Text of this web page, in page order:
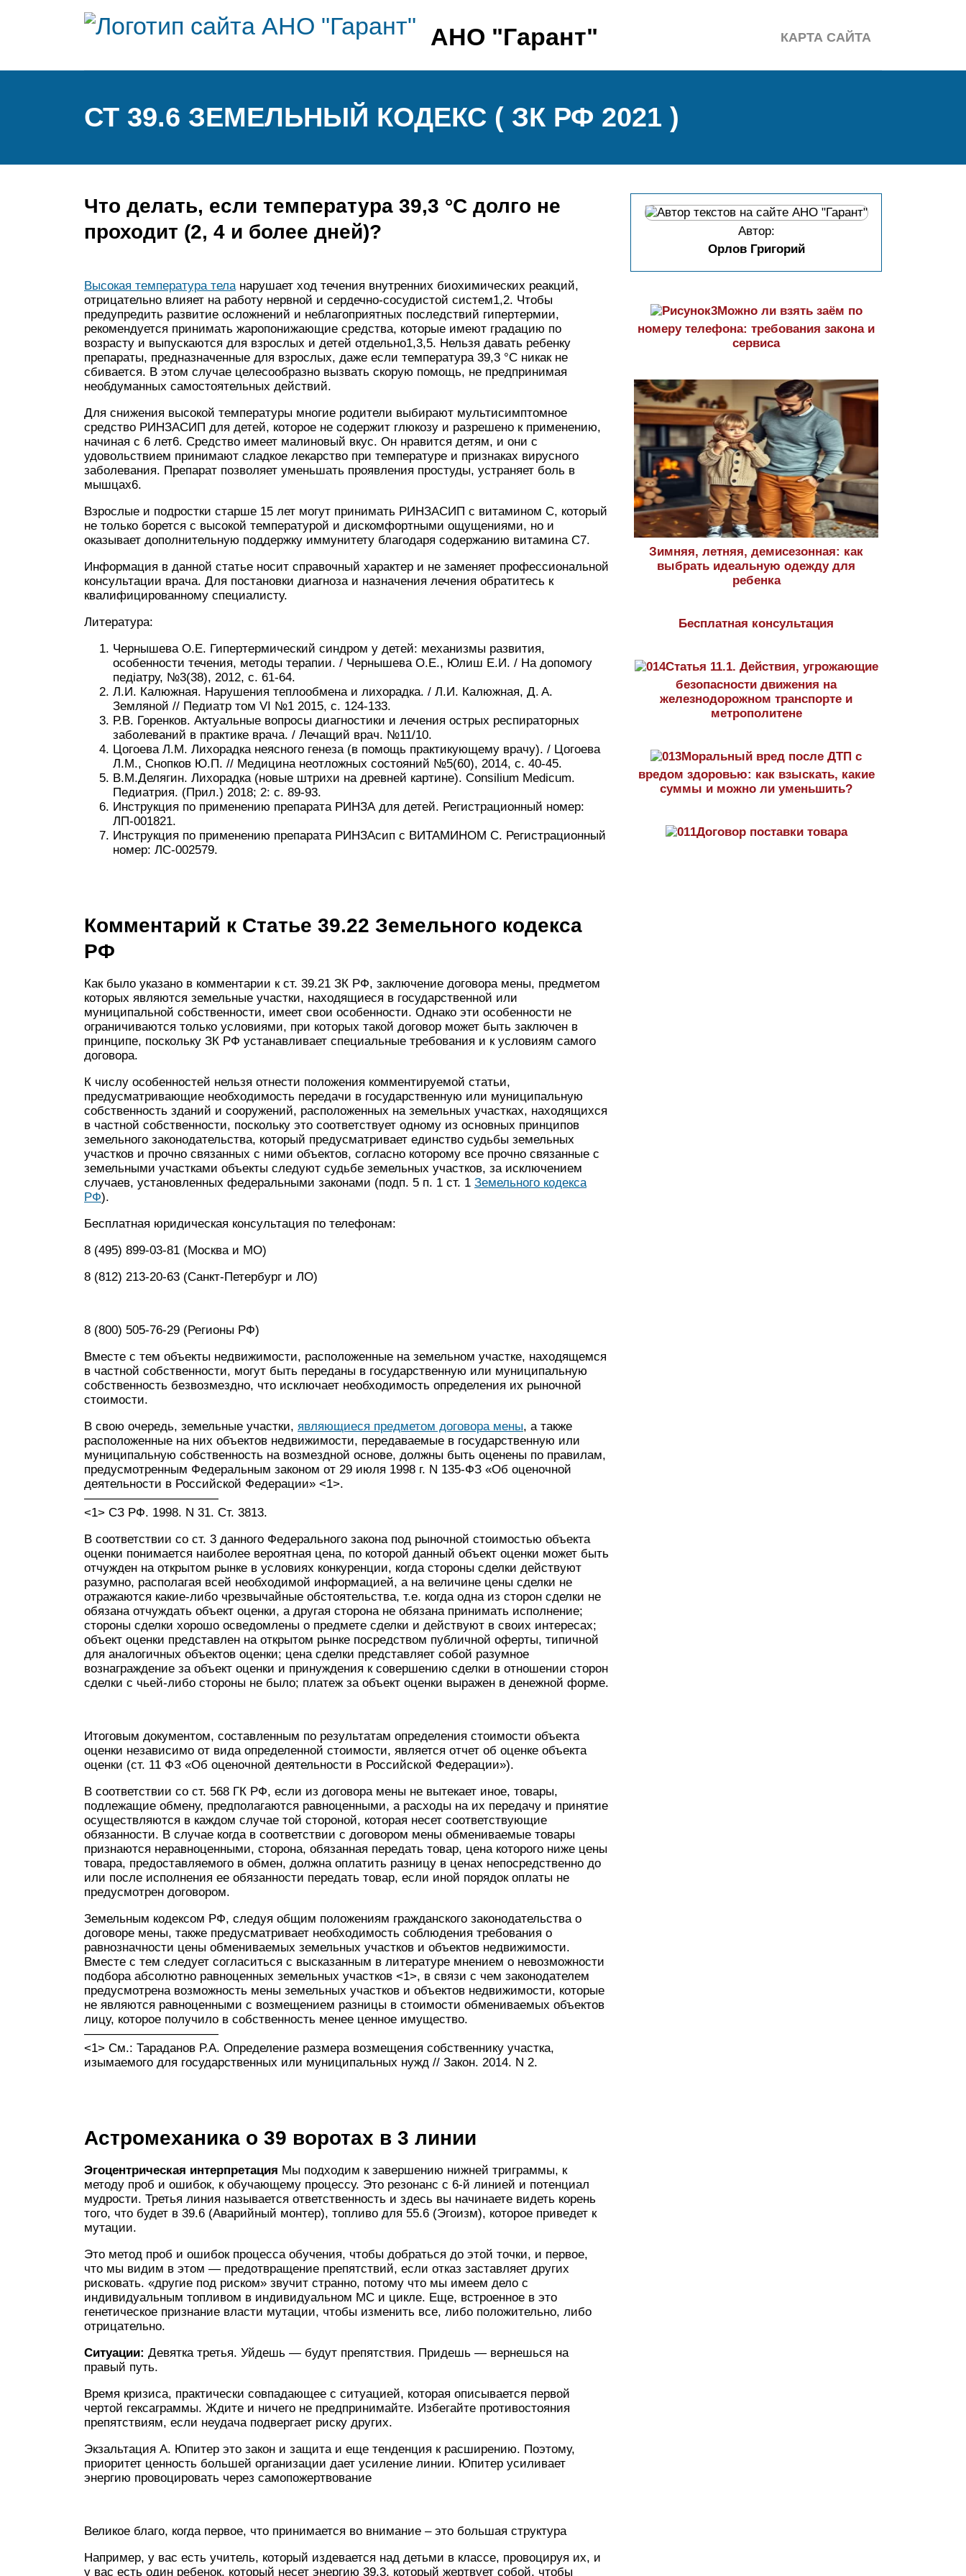
АНО "Гарант" КАРТА САЙТА
СТ 39.6 ЗЕМЕЛЬНЫЙ КОДЕКС ( ЗК РФ 2021 )
Что делать, если температура 39,3 °С долго не
проходит (2, 4 и более дней)?
Высокая температура теланарушает ход течения внутренних биохимических реакций,
отрицательно влияет на работу нервной и сердечно-сосудистой систем1,2. Чтобы
предупредить развитие осложнений и неблагоприятных последствий гипертермии,
рекомендуется принимать жаропонижающие средства, которые имеют градацию по
возрасту и выпускаются для взрослых и детей отдельно1,3,5. Нельзя давать ребенку
препараты, предназначенные для взрослых, даже если температура 39,3 °C никак не
сбивается. В этом случае целесообразно вызвать скорую помощь, не предпринимая
необдуманных самостоятельных действий.
Для снижения высокой температуры многие родители выбирают мультисимптомное
средство РИНЗАСИП для детей, которое не содержит глюкозу и разрешено к применению,
начиная с 6 лет6. Средство имеет малиновый вкус. Он нравится детям, и они с
удовольствием принимают сладкое лекарство при температуре и признаках вирусного
заболевания. Препарат позволяет уменьшать проявления простуды, устраняет боль в
мышцах6.
Взрослые и подростки старше 15 лет могут принимать РИНЗАСИП с витамином С, который
не только борется с высокой температурой и дискомфортными ощущениями, но и
оказывает дополнительную поддержку иммунитету благодаря содержанию витамина C7.
Информация в данной статье носит справочный характер и не заменяет профессиональной
консультации врача. Для постановки диагноза и назначения лечения обратитесь к
квалифицированному специалисту.
Литература:
Чернышева О.Е. Гипертермический синдром у детей: механизмы развития,
особенности течения, методы терапии. / Чернышева О.Е., Юлиш Е.И. / На допомогу
педіатру, №3(38), 2012, с. 61-64.
Л.И. Калюжная. Нарушения теплообмена и лихорадка. / Л.И. Калюжная, Д. А.
Земляной // Педиатр том VI №1 2015, с. 124-133.
Р.В. Горенков. Актуальные вопросы диагностики и лечения острых респираторных
заболеваний в практике врача. / Лечащий врач. №11/10.
Цогоева Л.М. Лихорадка неясного генеза (в помощь практикующему врачу). / Цогоева
Л.М., Снопков Ю.П. // Медицина неотложных состояний №5(60), 2014, с. 40-45.
В.М.Делягин. Лихорадка (новые штрихи на древней картине). Consilium Medicum.
Педиатрия. (Прил.) 2018; 2: с. 89-93.
Инструкция по применению препарата РИНЗА для детей. Регистрационный номер:
ЛП-001821.
Инструкция по применению препарата РИНЗАсип с ВИТАМИНОМ С. Регистрационный
номер: ЛС-002579.
Комментарий к Статье 39.22 Земельного кодекса
РФ
Как было указано в комментарии к ст. 39.21 ЗК РФ, заключение договора мены, предметом
которых являются земельные участки, находящиеся в государственной или
муниципальной собственности, имеет свои особенности. Однако эти особенности не
ограничиваются только условиями, при которых такой договор может быть заключен в
принципе, поскольку ЗК РФ устанавливает специальные требования и к условиям самого
договора.
К числу особенностей нельзя отнести положения комментируемой статьи,
предусматривающие необходимость передачи в государственную или муниципальную
собственность зданий и сооружений, расположенных на земельных участках, находящихся
в частной собственности, поскольку это соответствует одному из основных принципов
земельного законодательства, который предусматривает единство судьбы земельных
участков и прочно связанных с ними объектов, согласно которому все прочно связанные с
земельными участками объекты следуют судьбе земельных участков, за исключением
случаев, установленных федеральными законами (подп. 5 п. 1 ст. 1 Земельного кодекса
РФ).
Бесплатная юридическая консультация по телефонам:
8 (495) 899-03-81 (Москва и МО)
8 (812) 213-20-63 (Санкт-Петербург и ЛО)
8 (800) 505-76-29 (Регионы РФ)
Вместе с тем объекты недвижимости, расположенные на земельном участке, находящемся
в частной собственности, могут быть переданы в государственную или муниципальную
собственность безвозмездно, что исключает необходимость определения их рыночной
стоимости.
В свою очередь, земельные участки, являющиеся предметом договора мены, а также
расположенные на них объектов недвижимости, передаваемые в государственную или
муниципальную собственность на возмездной основе, должны быть оценены по правилам,
предусмотренным Федеральным законом от 29 июля 1998 г. N 135-ФЗ «Об оценочной
деятельности в Российской Федерации» <1>.
———————————
<1> СЗ РФ. 1998. N 31. Ст. 3813.
В соответствии со ст. 3 данного Федерального закона под рыночной стоимостью объекта
оценки понимается наиболее вероятная цена, по которой данный объект оценки может быть
отчужден на открытом рынке в условиях конкуренции, когда стороны сделки действуют
разумно, располагая всей необходимой информацией, а на величине цены сделки не
отражаются какие-либо чрезвычайные обстоятельства, т.е. когда одна из сторон сделки не
обязана отчуждать объект оценки, а другая сторона не обязана принимать исполнение;
стороны сделки хорошо осведомлены о предмете сделки и действуют в своих интересах;
объект оценки представлен на открытом рынке посредством публичной оферты, типичной
для аналогичных объектов оценки; цена сделки представляет собой разумное
вознаграждение за объект оценки и принуждения к совершению сделки в отношении сторон
сделки с чьей-либо стороны не было; платеж за объект оценки выражен в денежной форме.
Итоговым документом, составленным по результатам определения стоимости объекта
оценки независимо от вида определенной стоимости, является отчет об оценке объекта
оценки (ст. 11 ФЗ «Об оценочной деятельности в Российской Федерации»).
В соответствии со ст. 568 ГК РФ, если из договора мены не вытекает иное, товары,
подлежащие обмену, предполагаются равноценными, а расходы на их передачу и принятие
осуществляются в каждом случае той стороной, которая несет соответствующие
обязанности. В случае когда в соответствии с договором мены обмениваемые товары
признаются неравноценными, сторона, обязанная передать товар, цена которого ниже цены
товара, предоставляемого в обмен, должна оплатить разницу в ценах непосредственно до
или после исполнения ее обязанности передать товар, если иной порядок оплаты не
предусмотрен договором.
Земельным кодексом РФ, следуя общим положениям гражданского законодательства о
договоре мены, также предусматривает необходимость соблюдения требования о
равнозначности цены обмениваемых земельных участков и объектов недвижимости.
Вместе с тем следует согласиться с высказанным в литературе мнением о невозможности
подбора абсолютно равноценных земельных участков <1>, в связи с чем законодателем
предусмотрена возможность мены земельных участков и объектов недвижимости, которые
не являются равноценными с возмещением разницы в стоимости обмениваемых объектов
лицу, которое получило в собственность менее ценное имущество.
———————————
<1> См.: Тараданов Р.А. Определение размера возмещения собственнику участка,
изымаемого для государственных или муниципальных нужд // Закон. 2014. N 2.
Астромеханика о 39 воротах в 3 линии
Эгоцентрическая интерпретация Мы подходим к завершению нижней триграммы, к
методу проб и ошибок, к обучающему процессу. Это резонанс с 6-й линией и потенциал
мудрости. Третья линия называется ответственность и здесь вы начинаете видеть корень
того, что будет в 39.6 (Аварийный монтер), топливо для 55.6 (Эгоизм), которое приведет к
мутации.
Это метод проб и ошибок процесса обучения, чтобы добраться до этой точки, и первое,
что мы видим в этом — предотвращение препятствий, если отказ заставляет других
рисковать. «другие под риском» звучит странно, потому что мы имеем дело с
индивидуальным топливом в индивидуальном МС и цикле. Еще, встроенное в это
генетическое признание власти мутации, чтобы изменить все, либо положительно, либо
отрицательно.
Ситуации: Девятка третья. Уйдешь — будут препятствия. Придешь — вернешься на
правый путь.
Время кризиса, практически совпадающее с ситуацией, которая описывается первой
чертой гексаграммы. Ждите и ничего не предпринимайте. Избегайте противостояния
препятствиям, если неудача подвергает риску других.
Экзальтация А. Юпитер это закон и защита и еще тенденция к расширению. Поэтому,
приоритет ценность большей организации дает усиление линии. Юпитер усиливает
энергию провоцировать через самопожертвование
Великое благо, когда первое, что принимается во внимание – это большая структура
Например, у вас есть учитель, который издевается над детьми в классе, провоцируя их, и
у вас есть один ребенок, который несет энергию 39.3, который жертвует собой, чтобы
Автор:
Орлов Григорий
Можно ли взять заём по
номеру телефона: требования закона и
сервиса
Зимняя, летняя, демисезонная: как
выбрать идеальную одежду для
ребенка
Бесплатная консультация
Статья 11.1. Действия, угрожающие
безопасности движения на
железнодорожном транспорте и
метрополитене
Моральный вред после ДТП с
вредом здоровью: как взыскать, какие
суммы и можно ли уменьшить?
Договор поставки товара